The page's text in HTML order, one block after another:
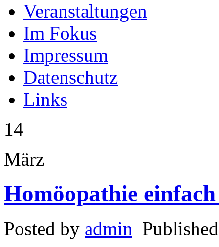
Veranstaltungen
Im Fokus
Impressum
Datenschutz
Links
14
März
Homöopathie
Posted by admin